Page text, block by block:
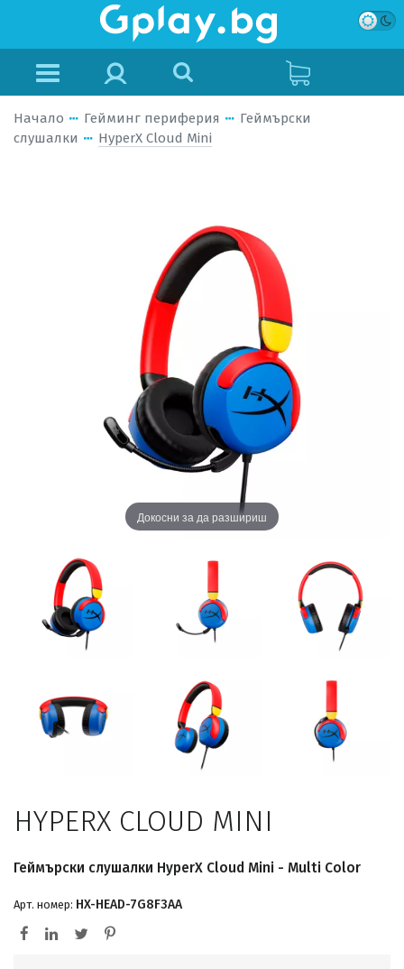
Начало Гейминг периферия
Геймърски
слушалки
HyperX Cloud Mini
Докосни за да разшириш
HYPERX CLOUD MINI
Геймърски слушалки HyperX Cloud Mini - Multi Color
Арт. номер: HX-HEAD-7G8F3AA